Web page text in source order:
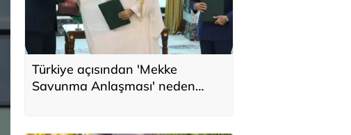
Türkiye açısından 'Mekke
Savunma Anlaşması' neden